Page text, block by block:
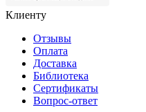
Клиенту
Отзывы
Оплата
Доставка
Библиотека
Сертификаты
Вопрос-ответ